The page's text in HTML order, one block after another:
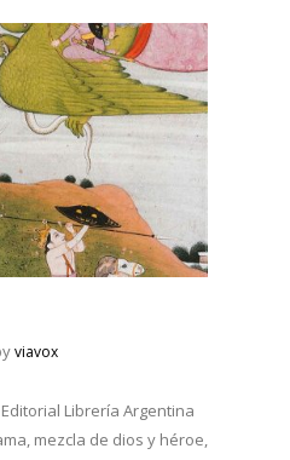
viavox
Librería Argentina
mezcla de dios y héroe,